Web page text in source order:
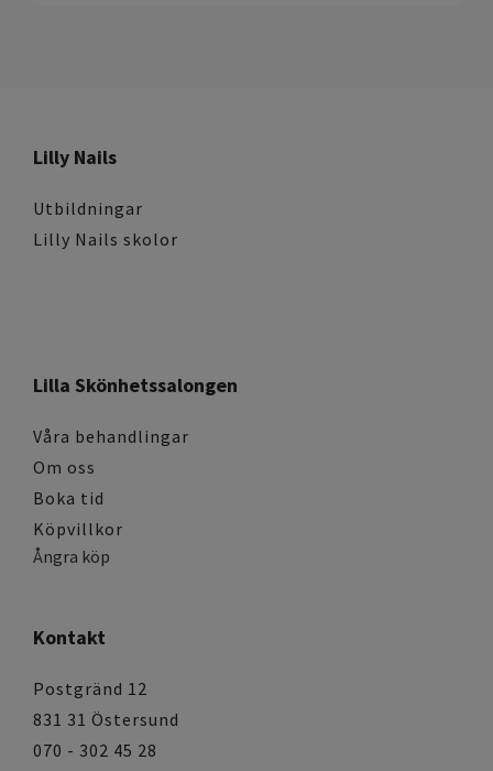
Lilly Nails
Utbildningar
Lilly Nails skolor
Lilla Skönhetssalongen
Våra behandlingar
Om oss
Boka tid
Köpvillkor
Ångra köp
Kontakt
Postgränd 12
831 31 Östersund
070 - 302 45 28